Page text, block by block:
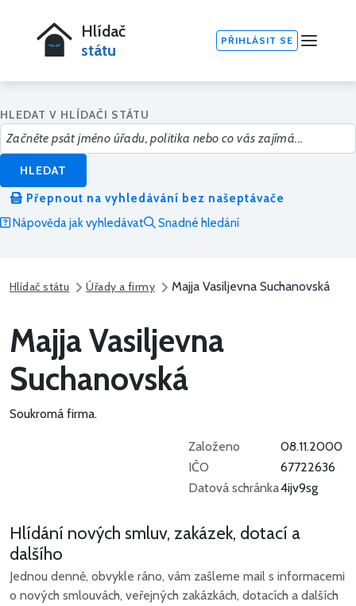
Hlídač
státu
PŘIHLÁSIT SE
HLEDAT V HLÍDAČI STÁTU
HLEDAT
Přepnout na vyhledávání bez našeptávače
Nápověda jak vyhledávat
Snadné hledání
Hlídač státu Úřady a firmy Majja Vasiljevna Suchanovská
Majja Vasiljevna
Suchanovská
Soukromá firma.
Založeno
08.11.2000
IČO
67722636
Datová schránka4ijv9sg
Hlídání nových smluv, zakázek, dotací a
dalšího
Jednou denně, obvykle ráno, vám zašleme mail s informacemi
o nových smlouvách, veřejných zakázkách, dotacích a dalších